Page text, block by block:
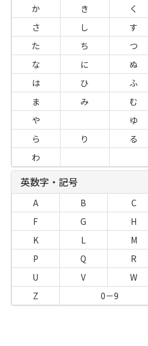
か
き く
さ
し す
た
ち つ
な
に ぬ
は
ひ ふ
ま
み む
や
ゆ
ら
り る
わ
英数字・記号
A B C
F
G H
K
L M
P
Q R
U
V W
Z
0－9